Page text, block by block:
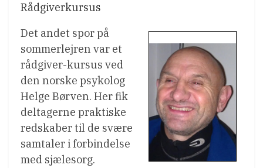
Rådgiverkursus
Det andet spor på
sommerlejren var et
rådgiver-kursus ved
den norske psykolog
Helge Børven. Her fik
deltagerne praktiske
redskaber til de svære
samtaler i forbindelse
med sjælesorg.